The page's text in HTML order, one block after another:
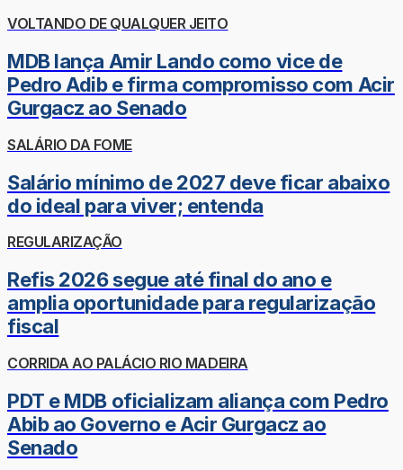
VOLTANDO DE QUALQUER JEITO
MDB lança Amir Lando como vice de
Pedro Adib e firma compromisso com Acir
Gurgacz ao Senado
SALÁRIO DA FOME
Salário mínimo de 2027 deve ficar abaixo
do ideal para viver; entenda
REGULARIZAÇÃO
Refis 2026 segue até final do ano e
amplia oportunidade para regularização
fiscal
CORRIDA AO PALÁCIO RIO MADEIRA
PDT e MDB oficializam aliança com Pedro
Abib ao Governo e Acir Gurgacz ao
Senado